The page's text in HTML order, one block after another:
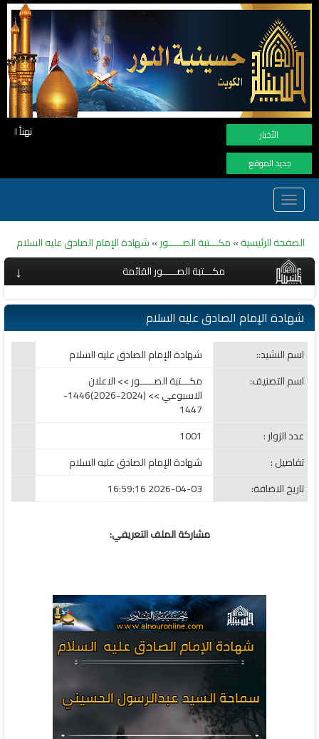
الأخبار نهنأ المتابعين لموفع النور بوصول المشاهدات الى
جديد الموقع:
Toggle
navigation
الصفحة الرئيسية»مكـــتبة الصـــــور»شهادة الإمام الصادق عليه السلام
↓ مكـــتبة الصـــــور القائمة
شهادة الإمام الصادق عليه السلام
اسم النشيد::
شهادة الإمام الصادق عليه السلام
اسم التصنيف:
مكـــتبة الصـــــور >> الاعلان
الاسبوعي >> (2024-2026)1446-
1447
عدد الزوار :
1001
تفاصيل :
شهادة الإمام الصادق عليه السلام
تاريخ الاضافة:
2026-04-03 16:59:16
مشاركة الملف التعريفي: